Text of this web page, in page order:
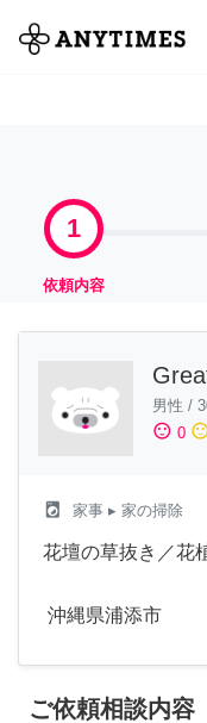
全て
1
依頼内容
男性 /
sentiment_satisfied 0
local_laundry_service 家事 ▸ 家の掃除
花壇の草抜き／花
沖縄県浦添市
ご依頼相談内容